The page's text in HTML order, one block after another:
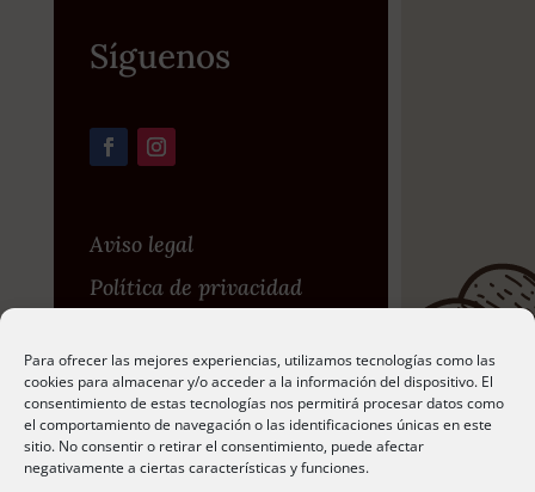
Para ofrecer las mejores experiencias, utilizamos tecnologías como las
cookies para almacenar y/o acceder a la información del dispositivo. El
consentimiento de estas tecnologías nos permitirá procesar datos como
el comportamiento de navegación o las identificaciones únicas en este
sitio. No consentir o retirar el consentimiento, puede afectar
negativamente a ciertas características y funciones.
Síguenos
Aviso legal
Política de privacidad
redes sociales
Política de cookies